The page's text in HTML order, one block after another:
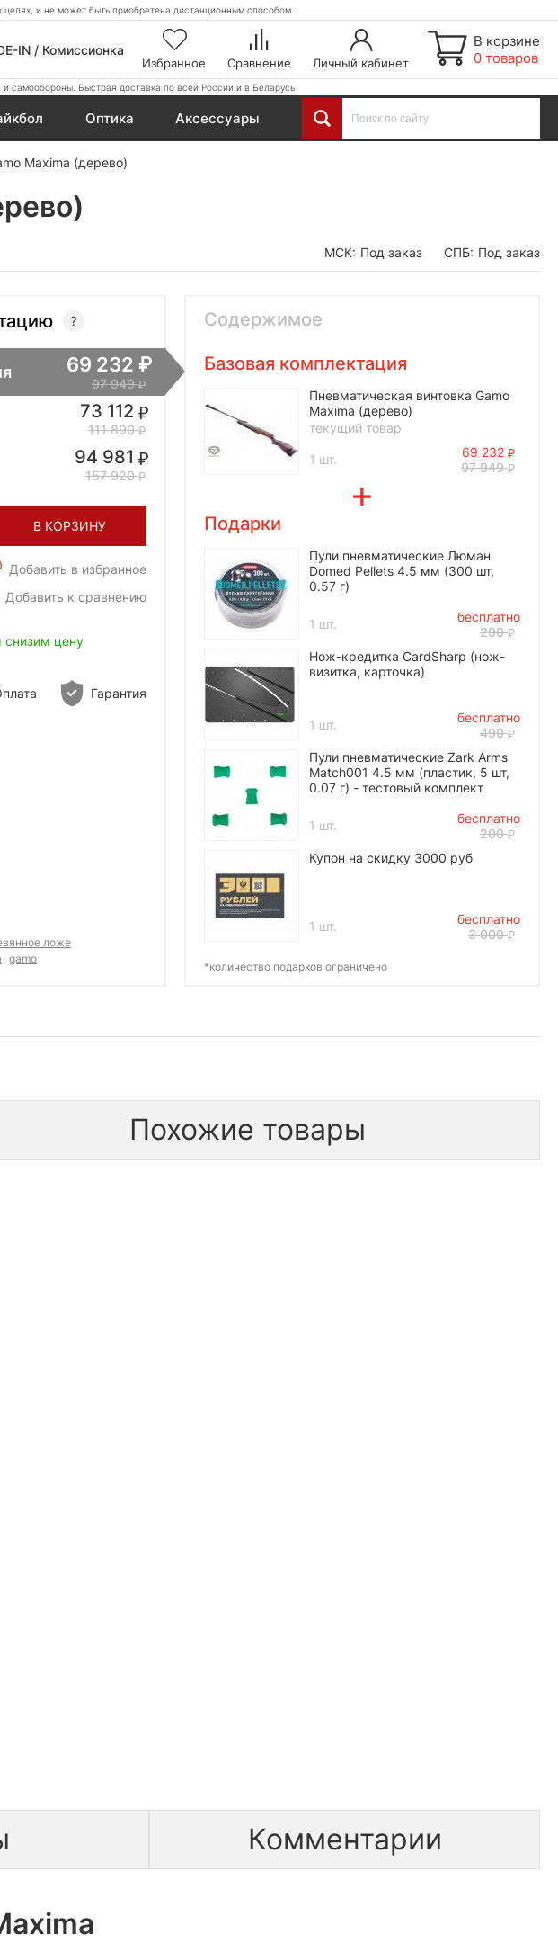
и не может быть приобретена дистанционным способом.
IN / Комиссионка
Избранное Сравнение Личный кабинет
В корзине
0 товаров
самообороны. Быстрая доставка по всей России и в Беларусь
Оптика Аксессуары
Maxima (дерево)
МСК: Под заказ СПБ: Под заказ
69 232
97 949
73 112
111 890
94 981
157 920
В КОРЗИНУ
Добавить в избранное
Добавить к сравнению
цену
Гарантия
ложе
gamo
Содержимое
Базовая комплектация
Пневматическая винтовка Gamo
Maxima (дерево)
текущий товар
1 шт.
69 232
97 949
Подарки
Пули пневматические Люман
Domed Pellets 4.5 мм (300 шт,
0.57 г)
1 шт.
бесплатно
290
Нож-кредитка CardSharp (нож-
визитка, карточка)
1 шт.
бесплатно
490
Пули пневматические Zark Arms
Match001 4.5 мм (пластик, 5 шт,
0.07 г) - тестовый комплект
1 шт.
бесплатно
200
Купон на скидку 3000 руб
1 шт.
бесплатно
3 000
*количество подарков ограничено
Похожие товары
Комментарии